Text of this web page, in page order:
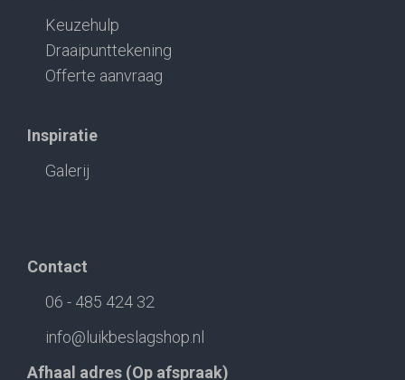
Keuzehulp
Draaipunttekening
Offerte aanvraag
Inspiratie
Galerij
Contact
06 - 485 424 32
info@luikbeslagshop.nl
Afhaal adres (Op afspraak)